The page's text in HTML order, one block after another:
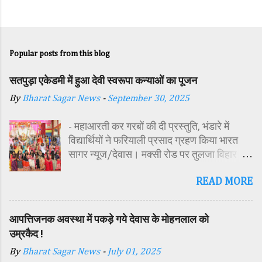
Popular posts from this blog
सतपुड़ा एकेडमी में हुआ देवी स्वरूपा कन्याओं का पूजन
ByBharat Sagar News - September 30, 2025
- महाआरती कर गरबों की दी प्रस्तुति, भंडारे में
विद्यार्थियों ने फरियाली प्रसाद ग्रहण किया भारत
सागर न्यूज/देवास। मक्सी रोड पर तुलजा विहार
पावन अवसर पर कन्या पूजन एवं गरबा महोत्सव का
परिसर में तोरण, रंगोली से आकर्षक साज-सज्जा की
गई। सर्वप्रथम मुख्य अतिथि महिला बाल विकास
विशिष्ट अतिथि शासकीय पॉलिटेक्निक कॉलेज
READ MORE
आपत्तिजनक अवस्था में पकड़े गये देवास के मोहनलाल को
उम्रकैद !
ByBharat Sagar News - July 01, 2025